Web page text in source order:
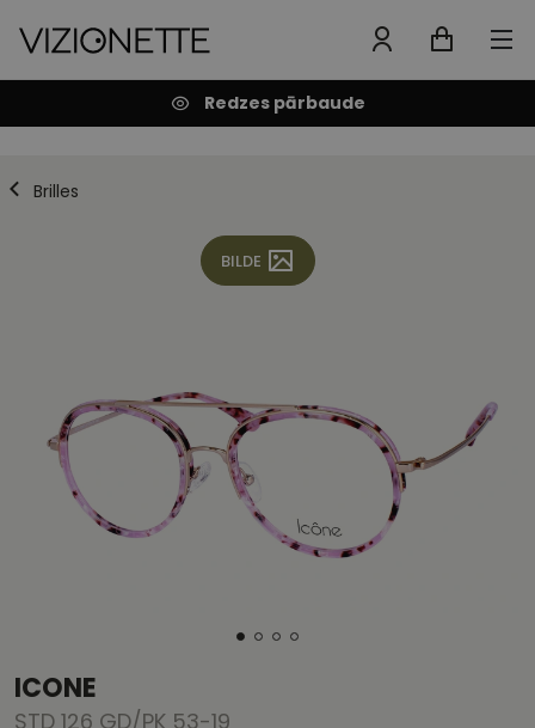
Redzes pārbaude
Brilles
BILDE
ICONE
STD 126 GD/PK 53-19